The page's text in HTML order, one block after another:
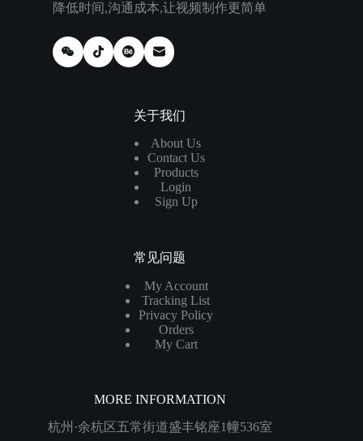
降低时间,沟通成本,让视频制作更简单
关于我们
About Us
Contact Us
Products
Login
Sign Up
常见问题
My Account
Tracking List
Privacy Policy
Orders
My Cart
MORE INFORMATION
杭州·余杭区五常街道盛丰铭座1幢536室